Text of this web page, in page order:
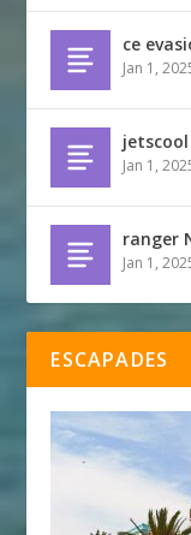
ce
Jan 1,
jetscool
Jan 1,
ranger
Jan 1,
ESCAPADES